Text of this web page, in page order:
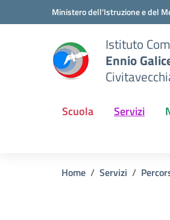
Vai ai contenuti
Vai al menu di navigazioneMinistero dell'Istruzione e del
Istituto
Ennio
Scuola Servizi
Home Servizi